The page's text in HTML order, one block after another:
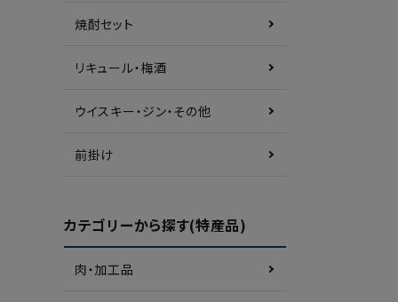
焼酎セット
リキュール・梅酒
ウイスキー・ジン・その他
前掛け
カテゴリーから探す(特産品)
肉・加工品